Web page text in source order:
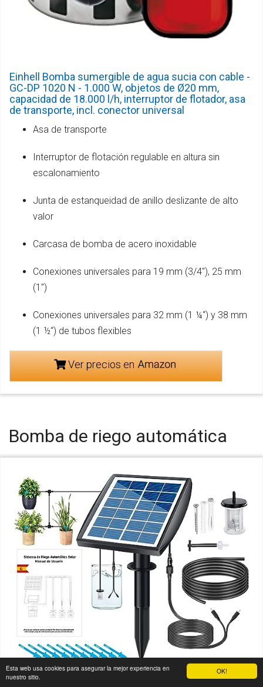
OK!
Esta web usa cookies para asegurar la mejor experiencia en
nuestro sitio.
Einhell Bomba sumergible de agua sucia con cable -
GC-DP 1020 N - 1.000 W, objetos de Ø20 mm,
capacidad de 18.000 l/h, interruptor de flotador, asa
de transporte, incl. conector universal
Asa de transporte
Interruptor de flotación regulable en altura sin
escalonamiento
Junta de estanqueidad de anillo deslizante de alto
valor
Carcasa de bomba de acero inoxidable
Conexiones universales para 19 mm (3/4"), 25 mm
(1")
Conexiones universales para 32 mm (1 ¼“) y 38 mm
(1 ½“) de tubos flexibles
Ver precios en
Bomba de riego automática